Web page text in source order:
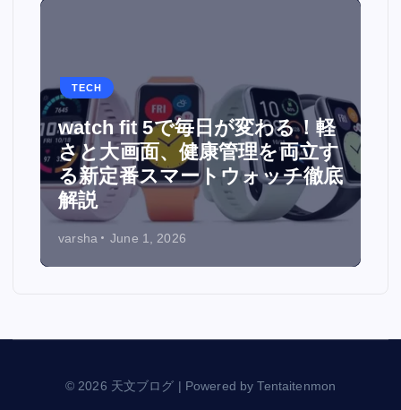
TECH
watch fit 5で毎日が変わる！軽
さと大画面、健康管理を両立す
る新定番スマートウォッチ徹底
解説
varsha June 1, 2026
© 2026 天文ブログ | Powered by Tentaitenmon